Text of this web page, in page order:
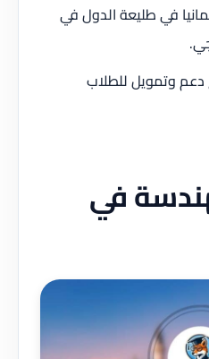
في طليعة الدول في
دعم وتمويل للطلاب
في